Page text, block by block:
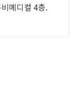
메디컬 4층.